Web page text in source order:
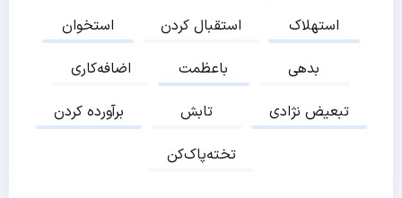
استخوان
استقبال کردن
استهلاک
اضافه‌کاری
باعظمت
بدهی
برآورده کردن
تابش
تبعیض نژادی
تخته‌پاک‌کن